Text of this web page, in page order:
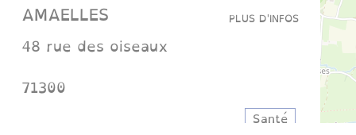
AMAELLES PLUS D'INFOS
48 rue des oiseaux
71300
Santé